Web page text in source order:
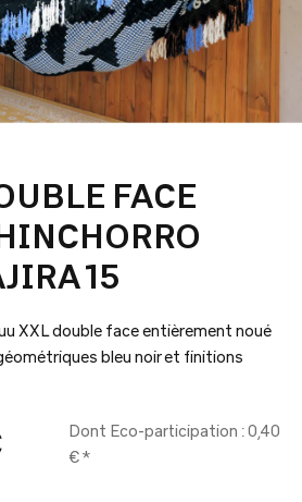
FACE
15
XXL double face entièrement noué
bleu noir et finitions
Dont Eco-participation : 0,40
€ *